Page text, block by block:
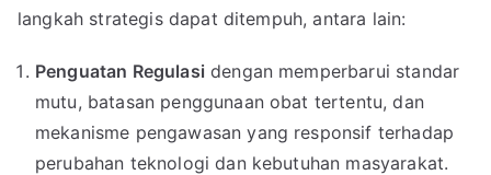
langkah strategis dapat ditempuh, antara lain:
Penguatan Regulasi dengan memperbarui standar
mutu, batasan penggunaan obat tertentu, dan
mekanisme pengawasan yang responsif terhadap
perubahan teknologi dan kebutuhan masyarakat.